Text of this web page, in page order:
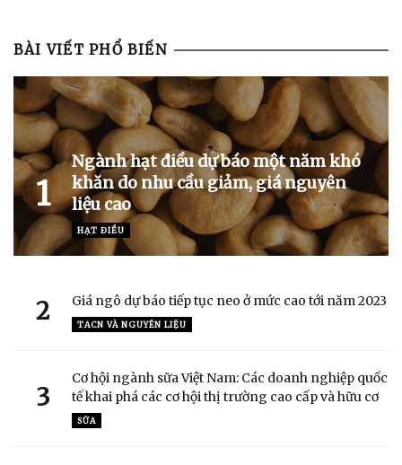
BÀI VIẾT PHỔ BIẾN
1
Ngành hạt điều dự báo một năm khó
khăn do nhu cầu giảm, giá nguyên
liệu cao
HẠT ĐIỀU
2 Giá ngô dự báo tiếp tục neo ở mức cao tới năm 2023
TACN VÀ NGUYÊN LIỆU
3
Cơ hội ngành sữa Việt Nam: Các doanh nghiệp quốc
tế khai phá các cơ hội thị trường cao cấp và hữu cơ
SỮA